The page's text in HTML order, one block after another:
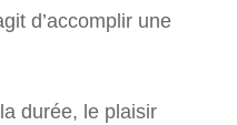
d’accomplir une
durée, le plaisir